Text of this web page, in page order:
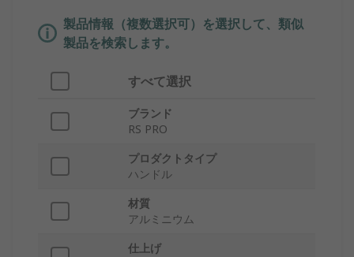
製品情報（複数選択可）を選択して、類似
製品を検索します。
すべて選択
ブランド
RS PRO
プロダクトタイプ
ハンドル
材質
アルミニウム
仕上げ